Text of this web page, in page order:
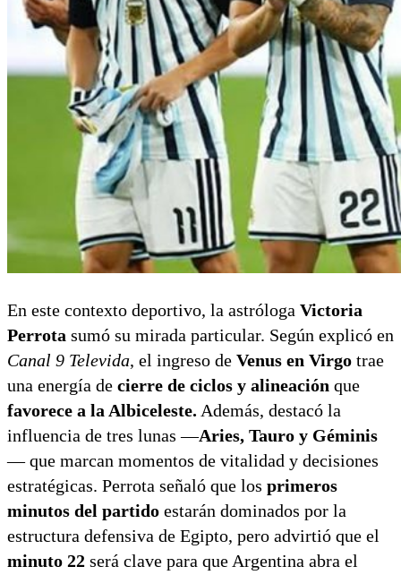
En este contexto deportivo, la astróloga Victoria
Perrota sumó su mirada particular. Según explicó en
Canal 9 Televida, el ingreso de Venus en Virgo trae
una energía de cierre de ciclos y alineación que
favorece a la Albiceleste. Además, destacó la
influencia de tres lunas —Aries, Tauro y Géminis
— que marcan momentos de vitalidad y decisiones
estratégicas. Perrota señaló que los primeros
minutos del partido estarán dominados por la
estructura defensiva de Egipto, pero advirtió que el
minuto 22 será clave para que Argentina abra el